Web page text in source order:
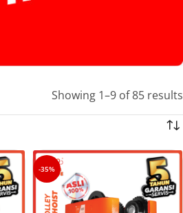
Showing 1–9 of 85 results
-35%